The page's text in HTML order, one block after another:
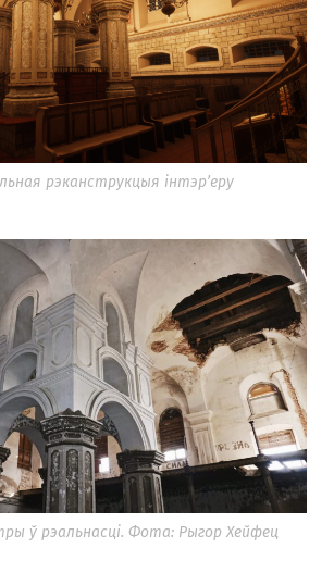
рэканструкцыя інтэр’еру
ў рэальнасці. Фота: Рыгор Хейфец